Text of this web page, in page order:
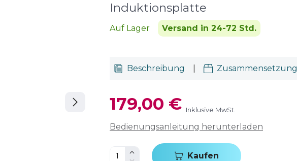
Induktionsplatte
Auf Lager Versand in 24-72 Std.
Beschreibung Zusammensetzung
179,00 € Inklusive MwSt.
Bedienungsanleitung herunterladen
Kaufen